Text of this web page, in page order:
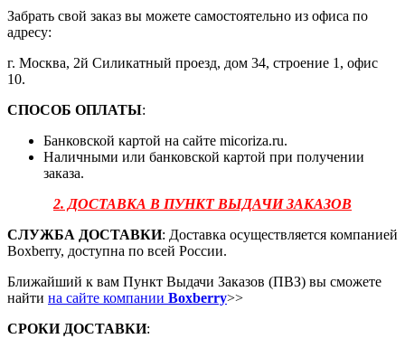
Забрать свой заказ вы можете самостоятельно из офиса по
адресу:
г. Москва, 2й Силикатный проезд, дом 34, строение 1, офис
10.
СПОСОБ ОПЛАТЫ:
Банковской картой на сайте micoriza.ru.
Наличными или банковской картой при получении
заказа.
2. ДОСТАВКА В ПУНКТ ВЫДАЧИ ЗАКАЗОВ
СЛУЖБА ДОСТАВКИ: Доставка осуществляется компанией
Boxberry, доступна по всей России.
Ближайший к вам Пункт Выдачи Заказов (ПВЗ) вы сможете
найти на сайте компании Boxberry>>
СРОКИ ДОСТАВКИ: